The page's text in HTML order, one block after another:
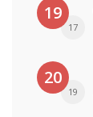
19
17
20
19